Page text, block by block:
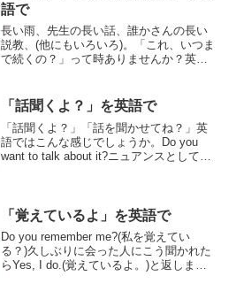
語で
長い雨、先生の長い話、誰かさんの長い
説教、(他にもいろいろ)。「これ、いつま
で続くの？」って時ありませんか？英語
す。How long will...
「話聞くよ？」を英語で
「話聞くよ？」「話を聞かせてね？」英
語ではこんな感じでしょうか。Do you
want to talk about it?ニュアンスとしては
「覚えているよ」を英語で
Do you remember me?(私を覚えてい
る？)久しぶりに会った人にこう聞かれた
らYes, I do.(覚えているよ。)と返しま